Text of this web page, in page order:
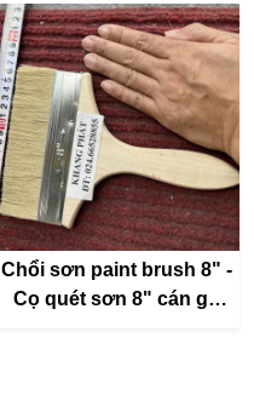
Chổi sơn paint brush 8" -
Cọ quét sơn 8" cán gỗ